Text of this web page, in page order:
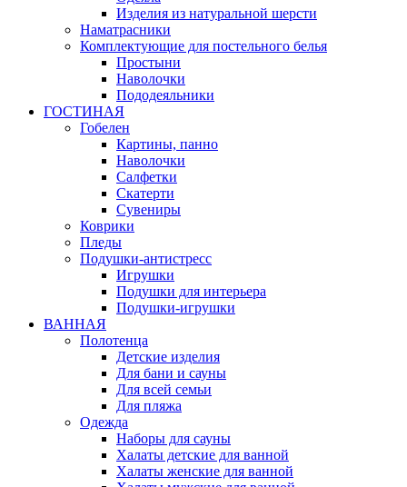
Изделия из натуральной шерсти
Наматраcники
Комплектующие для постельного белья
Простыни
Наволочки
Пододеяльники
ГОСТИНАЯ
Гобелен
Картины, панно
Наволочки
Салфетки
Скатерти
Сувениры
Коврики
Пледы
Подушки-антистресс
Игрушки
Подушки для интерьера
Подушки-игрушки
ВАННАЯ
Полотенца
Детские изделия
Для бани и сауны
Для всей семьи
Для пляжа
Одежда
Наборы для сауны
Халаты детские для ванной
Халаты женские для ванной